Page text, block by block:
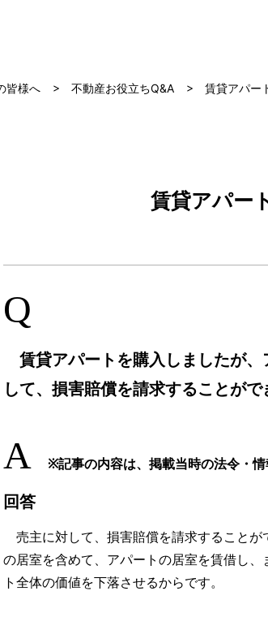
皆様へ 不動産お役立ちQ&A 賃貸アパー
賃貸アパー
Q
賃貸アパートを購入しましたが、
して、損害賠償を請求することがで
A ※記事の内容は、掲載当時の法令・
回答
売主に対して、損害賠償を請求することが
の居室を含めて、アパートの居室を賃借し
ト全体の価値を下落させるからです。